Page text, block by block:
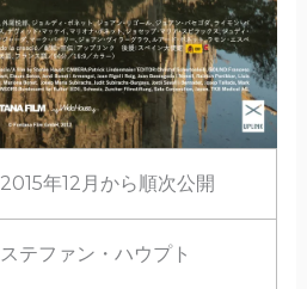
2015年12月から順次公開
ステファン・ハウプト